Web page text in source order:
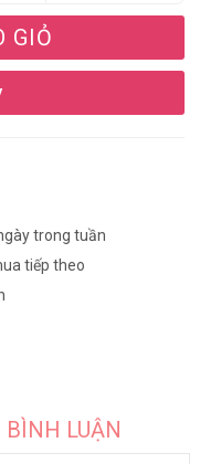
GIỎ
trong tuần
tiếp theo
BÌNH LUẬN